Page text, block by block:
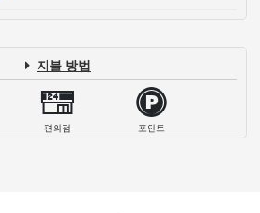
지불 방법
편의점 포인트